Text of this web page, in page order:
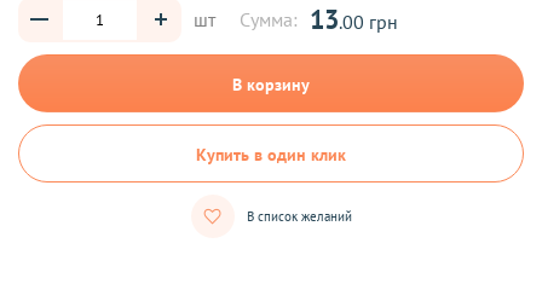
шт Сумма: 13.00 грн
В корзину
Купить в один клик
В список желаний